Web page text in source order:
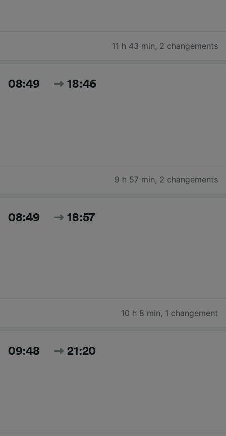
11 h 43 min, 2 changements
08:49 18:46
9 h 57 min, 2 changements
08:49 18:57
10 h 8 min, 1 changement
09:48 21:20